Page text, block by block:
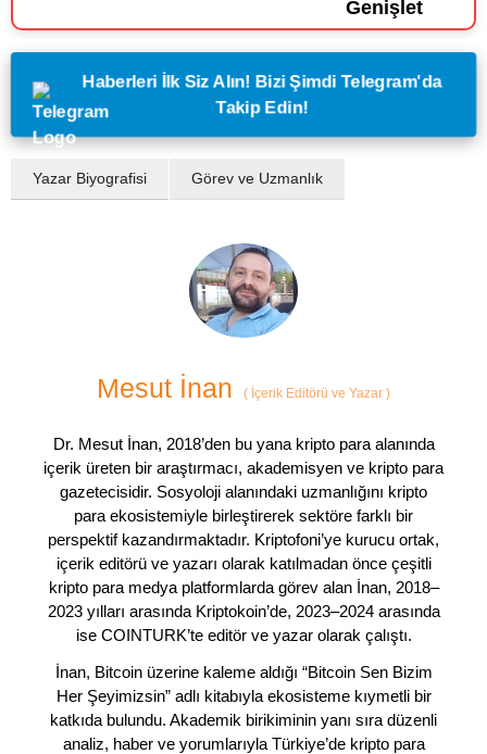
Haberleri İlk Siz Alın! Bizi Şimdi Telegram'da
Takip Edin!
Yazar Biyografisi Görev ve Uzmanlık
Mesut İnan ( İçerik Editörü ve Yazar )
Dr. Mesut İnan, 2018’den bu yana kripto para alanında
içerik üreten bir araştırmacı, akademisyen ve kripto para
gazetecisidir. Sosyoloji alanındaki uzmanlığını kripto
para ekosistemiyle birleştirerek sektöre farklı bir
perspektif kazandırmaktadır. Kriptofoni’ye kurucu ortak,
içerik editörü ve yazarı olarak katılmadan önce çeşitli
kripto para medya platformlarda görev alan İnan, 2018–
2023 yılları arasında Kriptokoin’de, 2023–2024 arasında
ise COINTURK’te editör ve yazar olarak çalıştı.
İnan, Bitcoin üzerine kaleme aldığı “Bitcoin Sen Bizim
Her Şeyimizsin” adlı kitabıyla ekosisteme kıymetli bir
katkıda bulundu. Akademik birikiminin yanı sıra düzenli
analiz, haber ve yorumlarıyla Türkiye’de kripto para